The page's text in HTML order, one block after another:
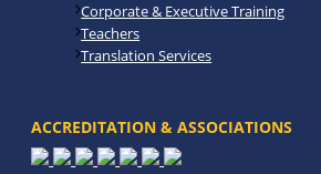
Corporate & Executive Training
Teachers
Translation Services
ACCREDITATION & ASSOCIATIONS